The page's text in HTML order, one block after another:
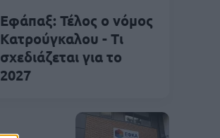
Εφάπαξ: Τέλος ο νόμος
Κατρούγκαλου - Τι
σχεδιάζεται για το
2027